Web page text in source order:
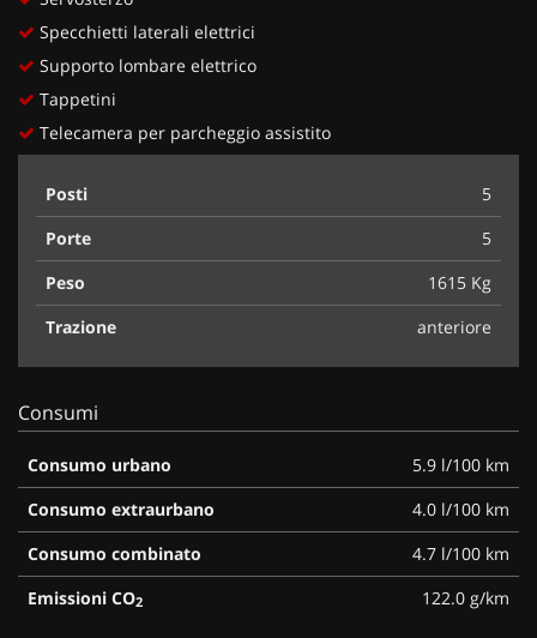
Specchietti laterali elettrici
Supporto lombare elettrico
Tappetini
Telecamera per parcheggio assistito
Posti
5
Porte
5
Peso
1615 Kg
Trazione
anteriore
Consumi
Consumo urbano
5.9 l/100 km
Consumo extraurbano
4.0 l/100 km
Consumo combinato
4.7 l/100 km
Emissioni CO2 122.0 g/km